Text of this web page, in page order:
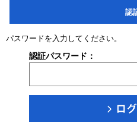
認
パスワードを入力してください。
認証パスワード：